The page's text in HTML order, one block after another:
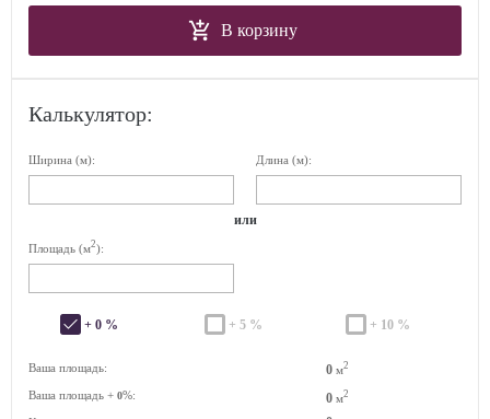
В корзину
Калькулятор:
Ширина (м): Длина (м):
или
Площадь (м2):
+ 0 % + 5 % + 10 %
Ваша площадь: 0 м2
Ваша площадь + 0%: 0 м2